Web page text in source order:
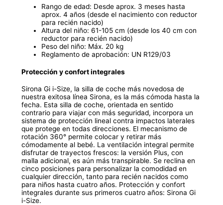
Rango de edad: Desde aprox. 3 meses hasta
aprox. 4 años (desde el nacimiento con reductor
para recién nacido)
Altura del niño: 61-105 cm (desde los 40 cm con
reductor para recién nacido)
Peso del niño: Máx. 20 kg
Reglamento de aprobación: UN R129/03
Protección y confort integrales
Sirona Gi i-Size, la silla de coche más novedosa de
nuestra exitosa línea Sirona, es la más cómoda hasta la
fecha. Esta silla de coche, orientada en sentido
contrario para viajar con más seguridad, incorpora un
sistema de protección lineal contra impactos laterales
que protege en todas direcciones. El mecanismo de
rotación 360° permite colocar y retirar más
cómodamente al bebé. La ventilación integral permite
disfrutar de trayectos frescos: la versión Plus, con
malla adicional, es aún más transpirable. Se reclina en
cinco posiciones para personalizar la comodidad en
cualquier dirección, tanto para recién nacidos como
para niños hasta cuatro años. Protección y confort
integrales durante sus primeros cuatro años: Sirona Gi
i-Size.